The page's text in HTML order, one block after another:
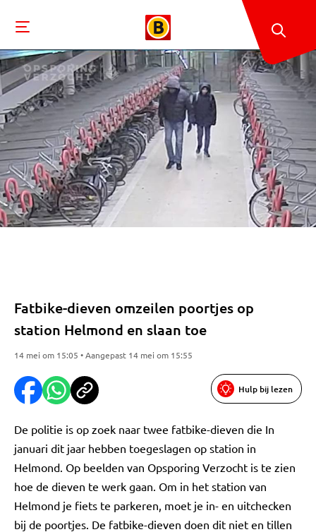
Fatbike-dieven omzeilen poortjes op
station Helmond en slaan toe
14 mei om 15:05 • Aangepast 14 mei om 15:55
Hulp bij lezen
De politie is op zoek naar twee fatbike-dieven die In
januari dit jaar hebben toegeslagen op station in
Helmond. Op beelden van Opsporing Verzocht is te zien
hoe de dieven te werk gaan. Om in het station van
Helmond je fiets te parkeren, moet je in- en uitchecken
bij de poortjes. De fatbike-dieven doen dit niet en tillen